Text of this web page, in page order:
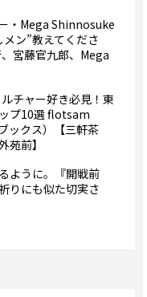
・Mega Shinnosuke
ン”教えてくださ
宮藤官九郎、Mega
チャー好き必見！東
プ10選 flotsam
ックス）【三軒茶
苑前】
ように。『開戦前
りにも似た切実さ